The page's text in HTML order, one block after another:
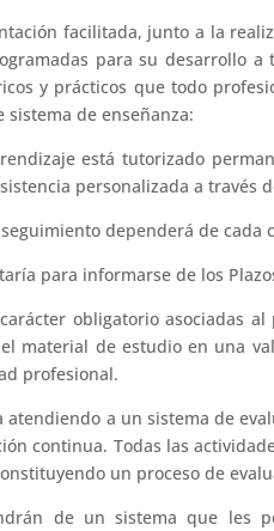
facilitada, junto a la
para su desarrollo
y prácticos que todo
sistema de enseñanza:
está tutorizado
personalizada a través
dependerá de cada
para informarse de los
obligatorio asociadas
material de estudio en una
profesional.
atendiendo a un sistema de
continua. Todas las
un proceso de
de un sistema que les